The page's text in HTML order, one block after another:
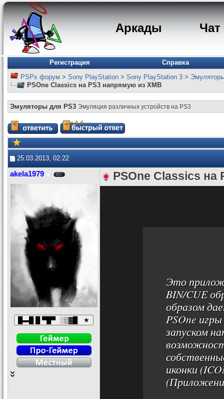
Аркады Чат
Регистрация
Справка
PSPx форум > Sony PlayStation > Sony PlayStation 3 >
PSOne Classics на PS3 напрямую из XMB
Эмуляторы для PS3 Эмуляция различных устройств на PS3
25.03.2013, 02:22
akela1979 PSOne Classics на
Это
BIN/CUE
образом
PSOne
запуском
иконки